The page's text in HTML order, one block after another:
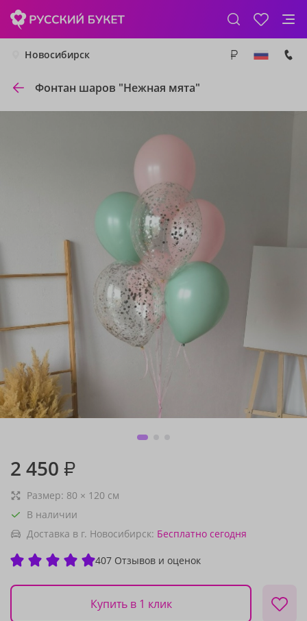
Новосибирск
Фонтан шаров "Нежная мята"
2 450 ₽
Размер: 80 × 120 см
В наличии
Доставка в г. Новосибирск: Бесплатно сегодня
407 Отзывов и оценок
Купить в 1 клик